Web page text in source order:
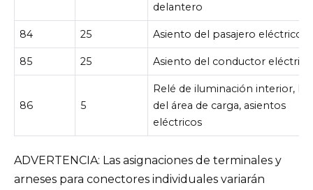
delantero
84 25 Asiento del pasajero eléctrico
85 25 Asiento del conductor eléctrico
86 5
Relé de iluminación interior, luz
del área de carga, asientos
eléctricos
ADVERTENCIA: Las asignaciones de terminales y
arneses para conectores individuales variarán